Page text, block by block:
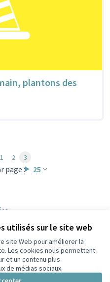
utilisés sur le site web
site Web pour améliorer la
Les cookies nous permettent
et un contenu plus
de médias sociaux.
plantons des
page : 25
1 2 3
Instagram
sur YouTube